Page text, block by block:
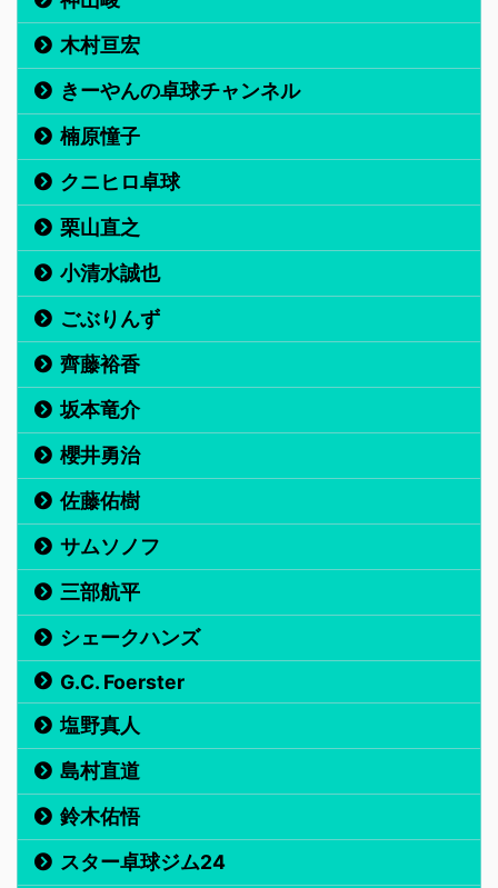
木村亘宏
きーやんの卓球チャンネル
楠原憧子
クニヒロ卓球
栗山直之
小清水誠也
ごぶりんず
齊藤裕香
坂本竜介
櫻井勇治
佐藤佑樹
サムソノフ
三部航平
シェークハンズ
G.C. Foerster
塩野真人
島村直道
鈴木佑悟
スター卓球ジム24